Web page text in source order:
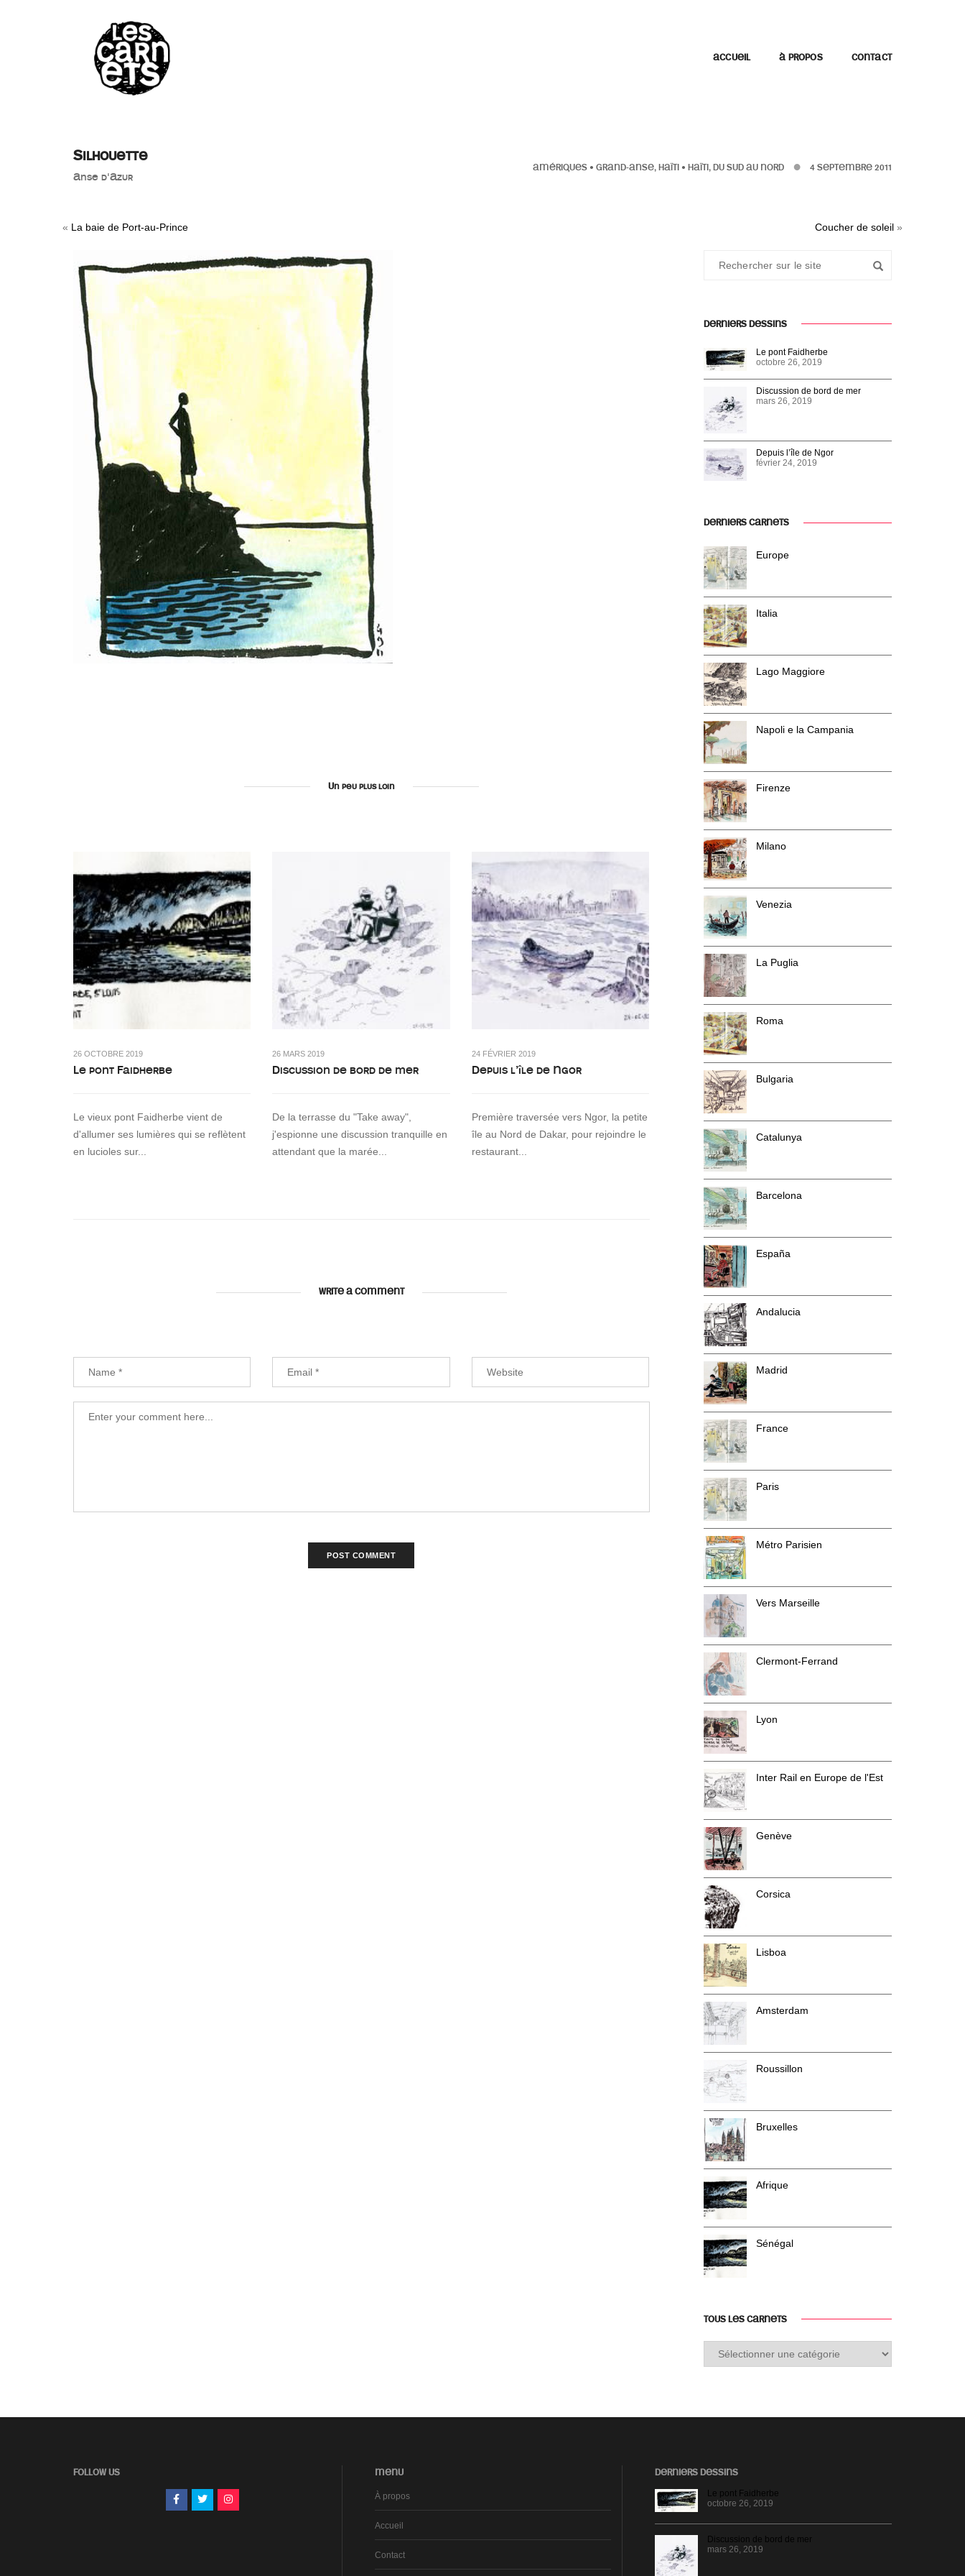
ACCUEIL À PROPOS CONTACT
Silhouette
Anse d'Azur
AMÉRIQUES • GRAND-ANSE, HAÏTI • HAÏTI, DU SUD AU NORD 4 SEPTEMBRE 2011
« La baie de Port-au-Prince Coucher de soleil »
Un peu plus loin
26 OCTOBRE 2019
Le pont Faidherbe
Le vieux pont Faidherbe vient de
d'allumer ses lumières qui se reflètent
en lucioles sur...
26 MARS 2019
Discussion de bord de mer
De la terrasse du "Take away",
j'espionne une discussion tranquille en
attendant que la marée...
24 FÉVRIER 2019
Depuis l’île de Ngor
Première traversée vers Ngor, la petite
île au Nord de Dakar, pour rejoindre le
restaurant...
WRITE A COMMENT
DERNIERS DESSINS
Le pont Faidherbe
octobre 26, 2019
Discussion de bord de mer
mars 26, 2019
Depuis l’île de Ngor
février 24, 2019
DERNIERS CARNETS
Europe
Italia
Lago Maggiore
Napoli e la Campania
Firenze
Milano
Venezia
La Puglia
Roma
Bulgaria
Catalunya
Barcelona
España
Andalucia
Madrid
France
Paris
Métro Parisien
Vers Marseille
Clermont-Ferrand
Lyon
Inter Rail en Europe de l'Est
Genève
Corsica
Lisboa
Amsterdam
Roussillon
Bruxelles
Afrique
Sénégal
TOUS LES CARNETS
Tous
les
FOLLOW US MENU
À propos
Accueil
Contact
DERNIERS DESSINS
Le pont Faidherbe
octobre 26, 2019
Discussion de bord de mer
mars 26, 2019